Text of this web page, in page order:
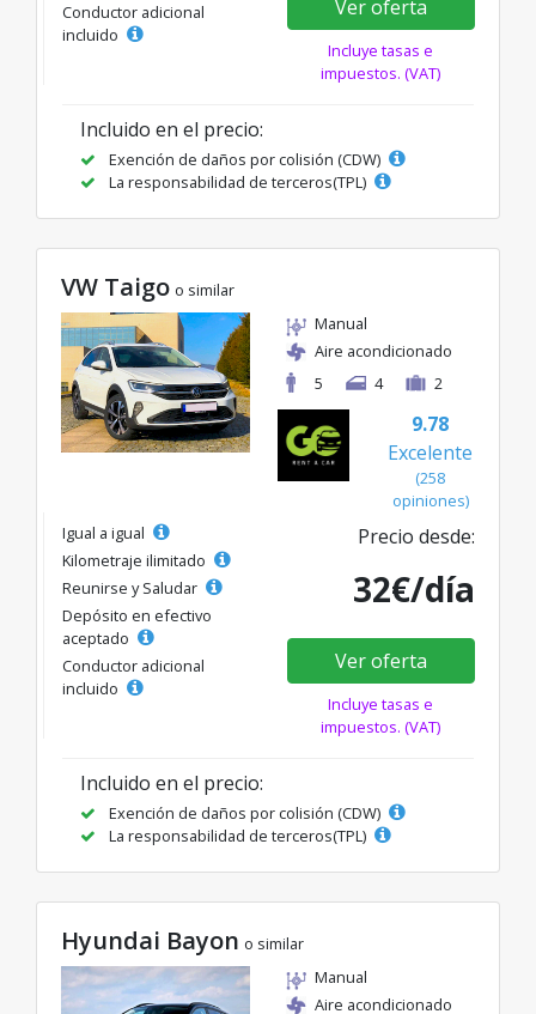
Conductor adicional
incluido
Ver oferta
Incluye tasas e
impuestos. (VAT)
Incluido en el precio:
Exención de daños por colisión (CDW)
La responsabilidad de terceros(TPL)
VW Taigo o similar
Manual
Aire acondicionado
5
4 2
9.78
Excelente
(258
opiniones)
Igual a igual
Kilometraje ilimitado
Reunirse y Saludar
Depósito en efectivo
aceptado
Conductor adicional
incluido
Precio desde:
32€/día
Ver oferta
Incluye tasas e
impuestos. (VAT)
Incluido en el precio:
Exención de daños por colisión (CDW)
La responsabilidad de terceros(TPL)
Hyundai Bayon o similar
Manual
Aire acondicionado